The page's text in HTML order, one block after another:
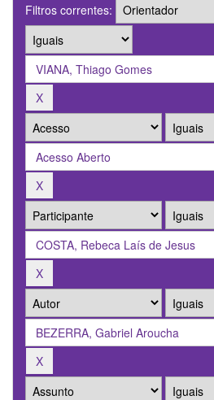
Filtros correntes: